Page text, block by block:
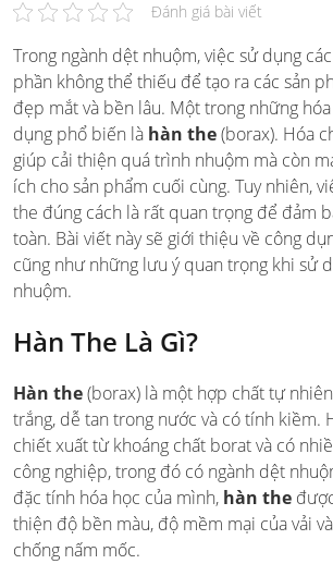
Đánh giá bài viết
Trong ngành dệt nhuộm, việc sử dụng
phần không thể thiếu để tạo ra các sản
đẹp mắt và bền lâu. Một trong những
dụng phổ biến là hàn the(borax). Hóa
giúp cải thiện quá trình nhuộm mà còn
ích cho sản phẩm cuối cùng. Tuy nhiên,
the đúng cách là rất quan trọng để đảm
toàn. Bài viết này sẽ giới thiệu về công
cũng như những lưu ý quan trọng khi sử
nhuộm.
Hàn The Là Gì?
Hàn the(borax) là một hợp chất tự
trắng, dễ tan trong nước và có tính kiềm.
chiết xuất từ khoáng chất borat và có
công nghiệp, trong đó có ngành dệt
đặc tính hóa học của mình, hàn the
thiện độ bền màu, độ mềm mại của vải
chống nấm mốc.